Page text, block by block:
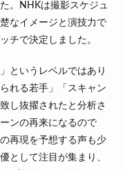
。NHKは撮影スケジュ
なイメージと演技力で
チで決定しました。
というレベルではあり
れる若手」「スキャン
し抜擢されたと分析さ
ンの再来になるので
再現を予想する声も少
として注目が集まり、